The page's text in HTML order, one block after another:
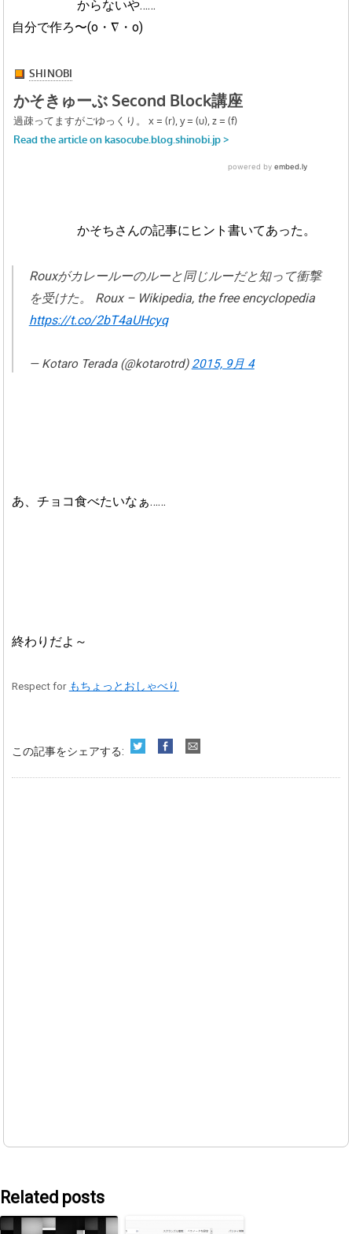
からないや……
自分で作ろ〜(o・∇・o)
かそちさんの記事にヒント書いてあった。
Rouxがカレールーのルーと同じルーだと知って衝撃
を受けた。 Roux – Wikipedia, the free encyclopedia
https://t.co/2bT4aUHcyq
— Kotaro Terada (@kotarotrd) 2015, 9月 4
あ、チョコ食べたいなぁ……
終わりだよ～
Respect for もちょっとおしゃべり
この記事をシェアする:
Related posts